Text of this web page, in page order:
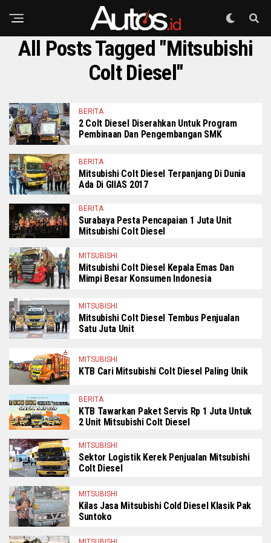
All Posts Tagged "Mitsubishi
Colt Diesel"
BERITA
2 Colt Diesel Diserahkan Untuk Program
Pembinaan Dan Pengembangan SMK
BERITA
Mitsubishi Colt Diesel Terpanjang Di Dunia
Ada Di GIIAS 2017
BERITA
Surabaya Pesta Pencapaian 1 Juta Unit
Mitsubishi Colt Diesel
MITSUBISHI
Mitsubishi Colt Diesel Kepala Emas Dan
Mimpi Besar Konsumen Indonesia
MITSUBISHI
Mitsubishi Colt Diesel Tembus Penjualan
Satu Juta Unit
MITSUBISHI
KTB Cari Mitsubishi Colt Diesel Paling Unik
BERITA
KTB Tawarkan Paket Servis Rp 1 Juta Untuk
2 Unit Mitsubishi Colt Diesel
MITSUBISHI
Sektor Logistik Kerek Penjualan Mitsubishi
Colt Diesel
MITSUBISHI
Kilas Jasa Mitsubishi Cold Diesel Klasik Pak
Suntoko